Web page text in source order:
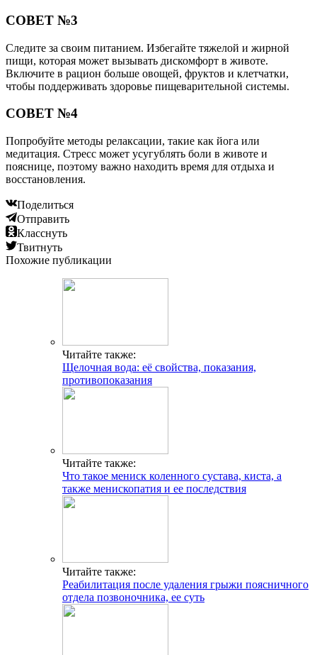
СОВЕТ №3
Следите за своим питанием. Избегайте тяжелой и жирной
пищи, которая может вызывать дискомфорт в животе.
Включите в рацион больше овощей, фруктов и клетчатки,
чтобы поддерживать здоровье пищеварительной системы.
СОВЕТ №4
Попробуйте методы релаксации, такие как йога или
медитация. Стресс может усугублять боли в животе и
пояснице, поэтому важно находить время для отдыха и
восстановления.
Поделиться
Отправить
Класснуть
Твитнуть
Похожие публикации
Читайте также:
Щелочная вода: её свойства, показания,
противопоказания
Читайте также:
Что такое мениск коленного сустава, киста, а
также менископатия и ее последствия
Читайте также:
Реабилитация после удаления грыжи поясничного
отдела позвоночника, ее суть